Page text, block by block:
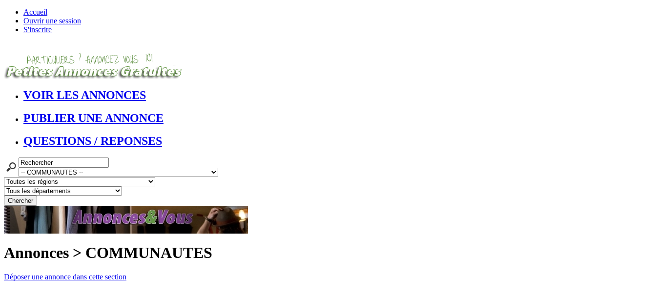
Accueil
Ouvrir une session
S'inscrire
VOIR LES ANNONCES
PUBLIER UNE ANNONCE
QUESTIONS / REPONSES
Annonces > COMMUNAUTES
Déposer une annonce dans cette section